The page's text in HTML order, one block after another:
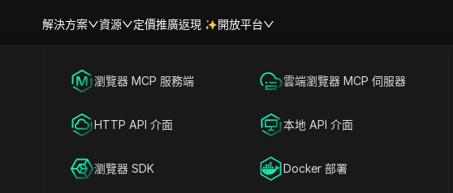
解決方案
海外社媒營銷
廣告投放
帳號共享
資源 定價推廣返現 開放平台
瀏覽器 MCP 服務端 雲端瀏覽器 MCP 伺服器
HTTP API 介面 本地 API 介面
瀏覽器 SDK Docker 部署
模式：定義、運作方式與合適策略選
擇